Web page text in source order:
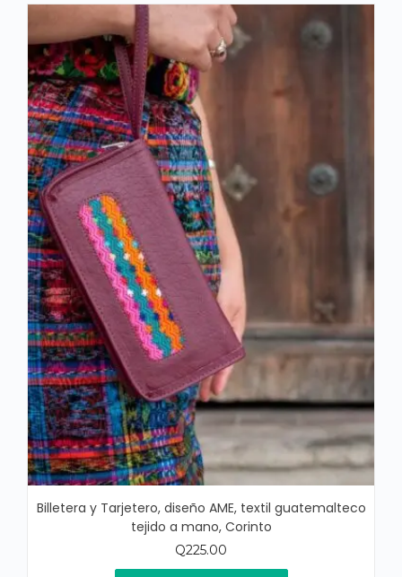
Billetera y Tarjetero, diseño AME, textil guatemalteco
tejido a mano, Corinto
Q225.00